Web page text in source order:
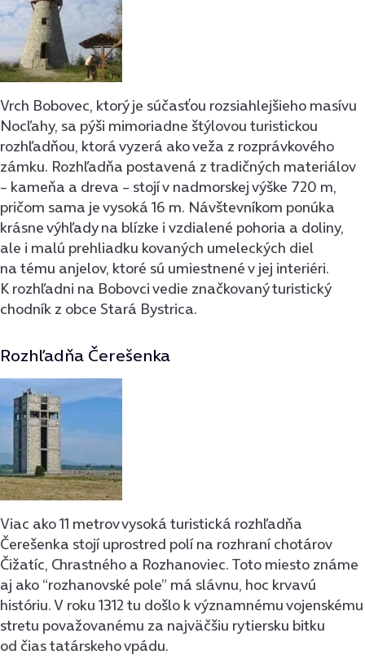
Vrch Bobovec, ktorý je súčasťou rozsiahlejšieho masívu
Nocľahy, sa pýši mimoriadne štýlovou turistickou
rozhľadňou, ktorá vyzerá ako veža z rozprávkového
zámku. Rozhľadňa postavená z tradičných materiálov
– kameňa a dreva – stojí v nadmorskej výške 720 m,
pričom sama je vysoká 16 m. Návštevníkom ponúka
krásne výhľady na blízke i vzdialené pohoria a doliny,
ale i malú prehliadku kovaných umeleckých diel
na tému anjelov, ktoré sú umiestnené v jej interiéri.
K rozhľadni na Bobovci vedie značkovaný turistický
chodník z obce Stará Bystrica.
Rozhľadňa Čerešenka
Viac ako 11 metrov vysoká turistická rozhľadňa
Čerešenka stojí uprostred polí na rozhraní chotárov
Čižatíc, Chrastného a Rozhanoviec. Toto miesto známe
aj ako “rozhanovské pole” má slávnu, hoc krvavú
históriu. V roku 1312 tu došlo k významnému vojenskému
stretu považovanému za najväčšiu rytiersku bitku
od čias tatárskeho vpádu.